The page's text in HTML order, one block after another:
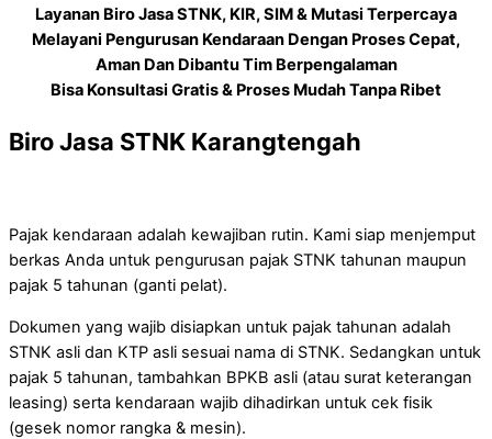
Layanan Biro Jasa STNK, KIR, SIM & Mutasi Terpercaya
Melayani Pengurusan Kendaraan Dengan Proses Cepat,
Aman Dan Dibantu Tim Berpengalaman
Bisa Konsultasi Gratis & Proses Mudah Tanpa Ribet
Biro Jasa STNK Karangtengah
Pajak kendaraan adalah kewajiban rutin. Kami siap menjemput
berkas Anda untuk pengurusan pajak STNK tahunan maupun
pajak 5 tahunan (ganti pelat).
Dokumen yang wajib disiapkan untuk pajak tahunan adalah
STNK asli dan KTP asli sesuai nama di STNK. Sedangkan untuk
pajak 5 tahunan, tambahkan BPKB asli (atau surat keterangan
leasing) serta kendaraan wajib dihadirkan untuk cek fisik
(gesek nomor rangka & mesin).